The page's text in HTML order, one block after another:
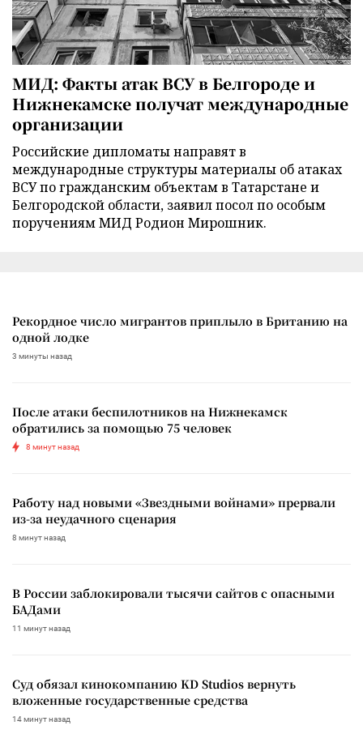
МИД: Факты атак ВСУ в Белгороде и
Нижнекамске получат международные
организации
Российские дипломаты направят в
международные структуры материалы об атаках
ВСУ по гражданским объектам в Татарстане и
Белгородской области, заявил посол по особым
поручениям МИД Родион Мирошник.
Рекордное число мигрантов приплыло в Британию на
одной лодке
3 минуты назад
После атаки беспилотников на Нижнекамск
обратились за помощью 75 человек
8 минут назад
Работу над новыми «Звездными войнами» прервали
из-за неудачного сценария
8 минут назад
В России заблокировали тысячи сайтов с опасными
БАДами
11 минут назад
Суд обязал кинокомпанию KD Studios вернуть
вложенные государственные средства
14 минут назад